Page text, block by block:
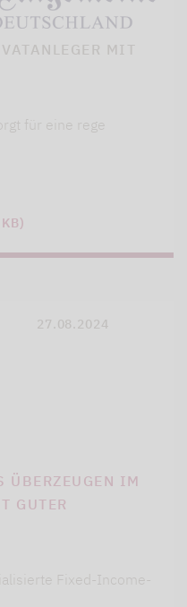
MIT
für eine rege
27.08.2024
ÜBERZEUGEN IM
GUTER
Fixed-Income-